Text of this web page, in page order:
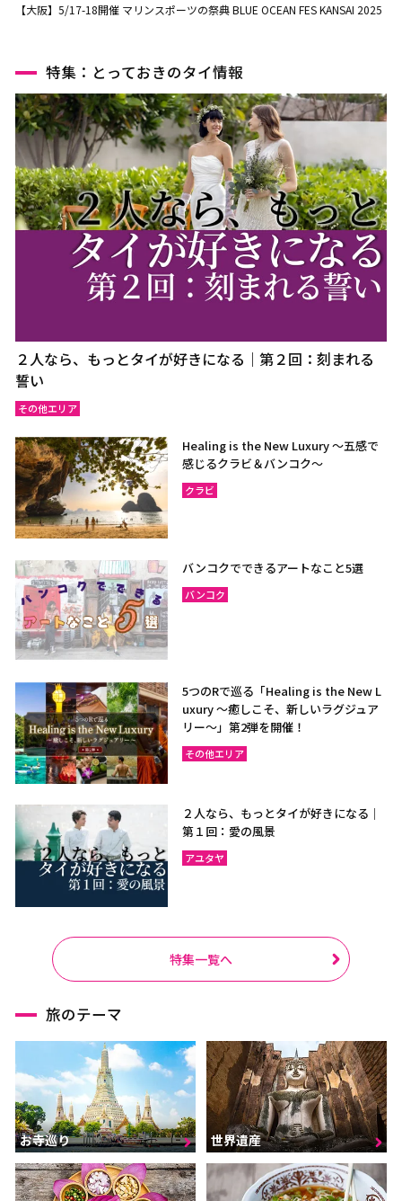
【大阪】5/17-18開催 マリンスポーツの祭典 BLUE OCEAN FES KANSAI 2025
特集：とっておきのタイ情報
２人なら、もっとタイが好きになる｜第２回：刻まれる
誓い
その他エリア
Healing is the New Luxury ～五感で
感じるクラビ＆バンコク～
クラビ
バンコクでできるアートなこと5選
バンコク
5つのRで巡る「Healing is the New L
uxury ～癒しこそ、新しいラグジュア
リー〜」第2弾を開催！
その他エリア
２人なら、もっとタイが好きになる｜
第１回：愛の風景
アユタヤ
特集一覧へ
旅のテーマ
お寺巡り 世界遺産